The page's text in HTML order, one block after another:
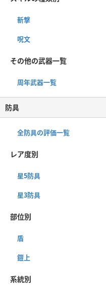
斬撃
呪文
その他の武器一覧
周年武器一覧
防具
全防具の評価一覧
レア度別
星5防具
星3防具
部位別
盾
鎧上
系統別